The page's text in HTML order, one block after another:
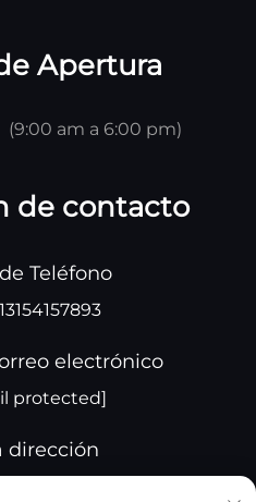
Apertura
(9:00 am a 6:00 pm)
de contacto
Teléfono
electrónico
protected]
dirección